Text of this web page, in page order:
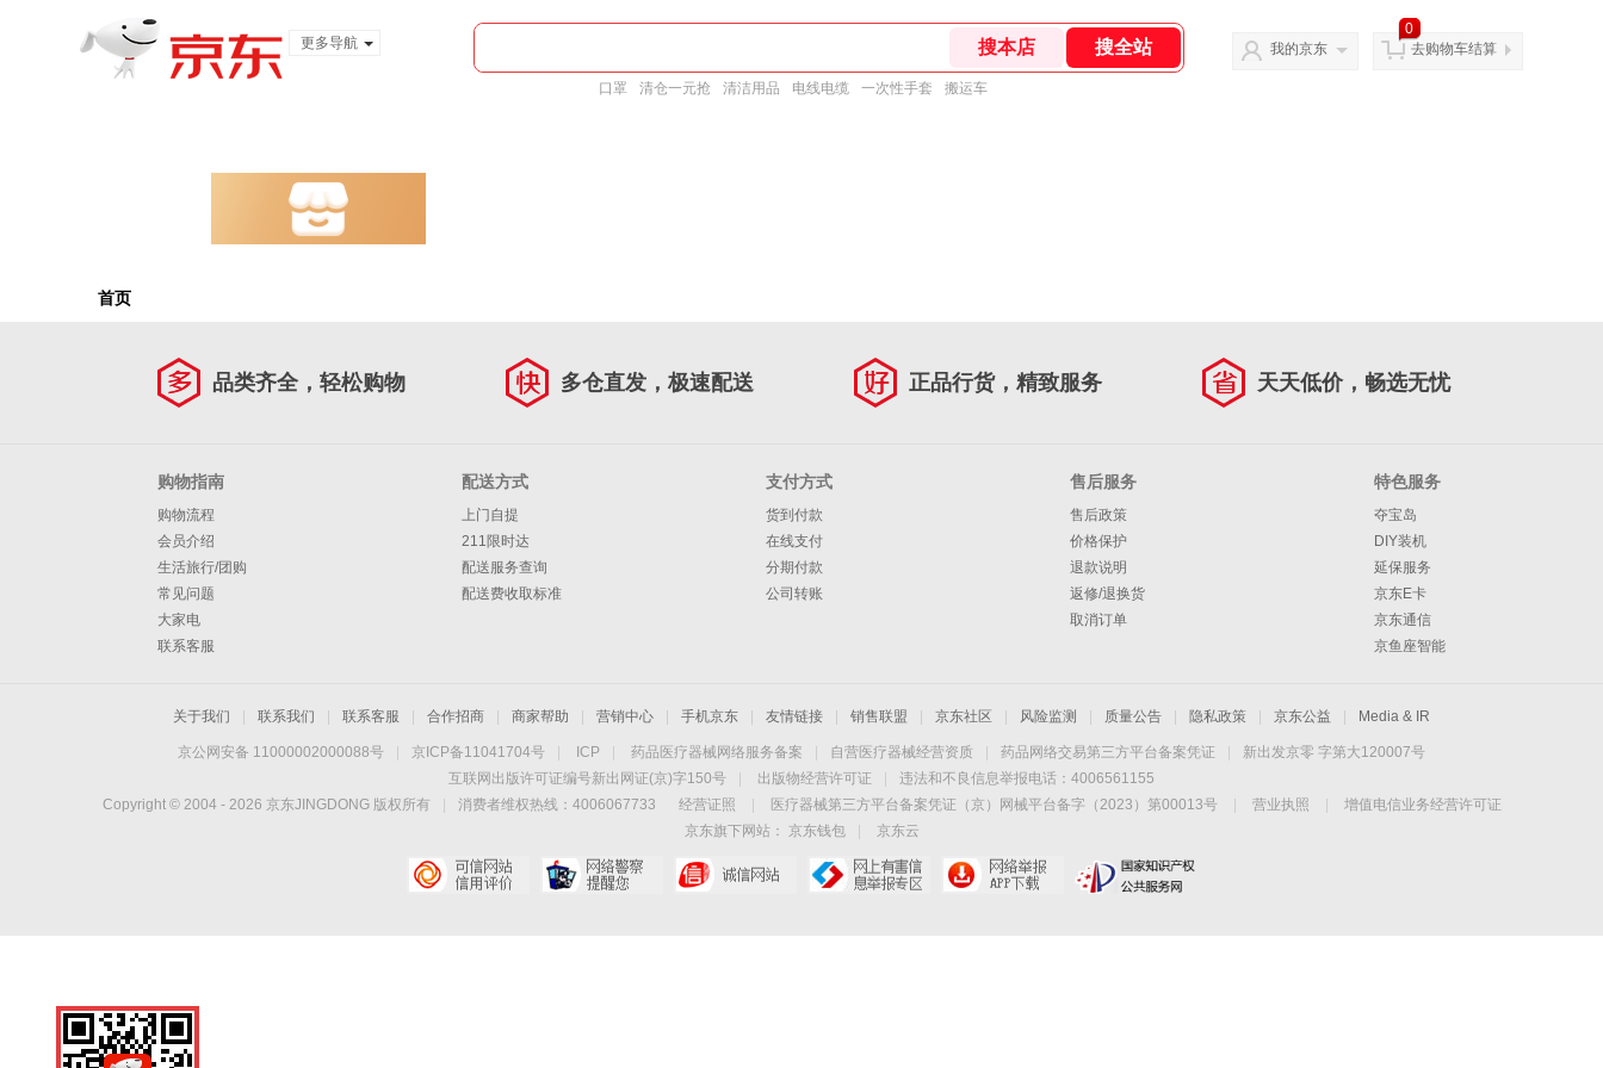
更多导航
口罩 清仓一元抢 清洁用品 电线电缆 一次性手套 搬运车
我的京东
0
去购物车结算
首页
品类齐全，轻松购物 多仓直发，极速配送 正品行货，精致服务 天天低价，畅选无忧
购物指南
购物流程
会员介绍
生活旅行/团购
常见问题
大家电
联系客服
配送方式
上门自提
211限时达
配送服务查询
配送费收取标准
支付方式
货到付款
在线支付
分期付款
公司转账
售后服务
售后政策
价格保护
退款说明
返修/退换货
取消订单
特色服务
夺宝岛
DIY装机
延保服务
京东E卡
京东通信
京鱼座智能
关于我们 联系我们 联系客服 合作招商 商家帮助 营销中心 手机京东 友情链接 销售联盟 京东社区 风险监测 质量公告 隐私政策 京东公益 Media & IR
京公网安备 11000002000088号 京ICP备11041704号 ICP 药品医疗器械网络服务备案 自营医疗器械经营资质 药品网络交易第三方平台备案凭证
新出发京零 字第大120007号
互联网出版许可证编号新出网证(京)字150号
出版物经营许可证
违法和不良信息举报电话：4006561155
Copyright © 2004 - 2026 京东JINGDONG 版权所有 消费者维权热线：4006067733 经营证照 医疗器械第三方平台备案凭证（京）网械平台备字（2023）第00013号 营业执照
增值电信业务经营许可证
京东旗下网站：
京东钱包 京东云